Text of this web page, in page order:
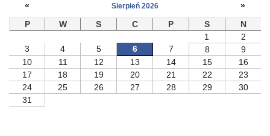
«
Sierpień 2026
»
P
W S C P S
N
1
2
3
4 5 6 7 8
9
10
11 12 13 14 15
16
17
18 19 20 21 22
23
24
25 26 27 28 29
30
31